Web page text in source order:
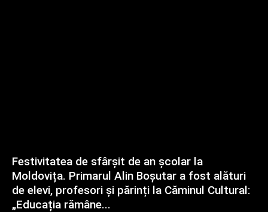
Festivitatea de sfârșit de an școlar la
Moldovița. Primarul Alin Boșutar a fost alături
de elevi, profesori și părinți la Căminul Cultural:
„Educația rămâne...